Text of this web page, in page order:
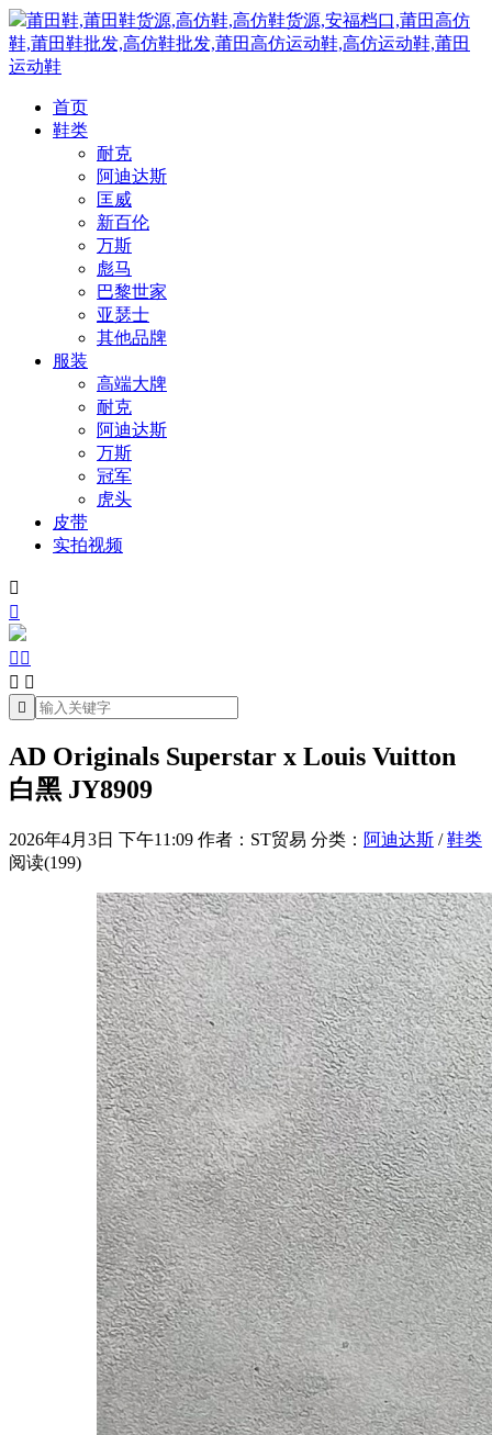
莆田鞋,莆田鞋货源,高仿鞋,高仿鞋货源,安福档口,莆田高仿
鞋,莆田鞋批发,高仿鞋批发,莆田高仿运动鞋,高仿运动鞋,莆田
运动鞋
首页
鞋类
耐克
阿迪达斯
匡威
新百伦
万斯
彪马
巴黎世家
亚瑟士
其他品牌
服装
高端大牌
耐克
阿迪达斯
万斯
冠军
虎头
皮带
实拍视频


 
 

AD Originals Superstar x Louis Vuitton
白黑 JY8909
2026年4月3日 下午11:09 作者：ST贸易 分类： 阿迪达斯 /鞋类
阅读(199)